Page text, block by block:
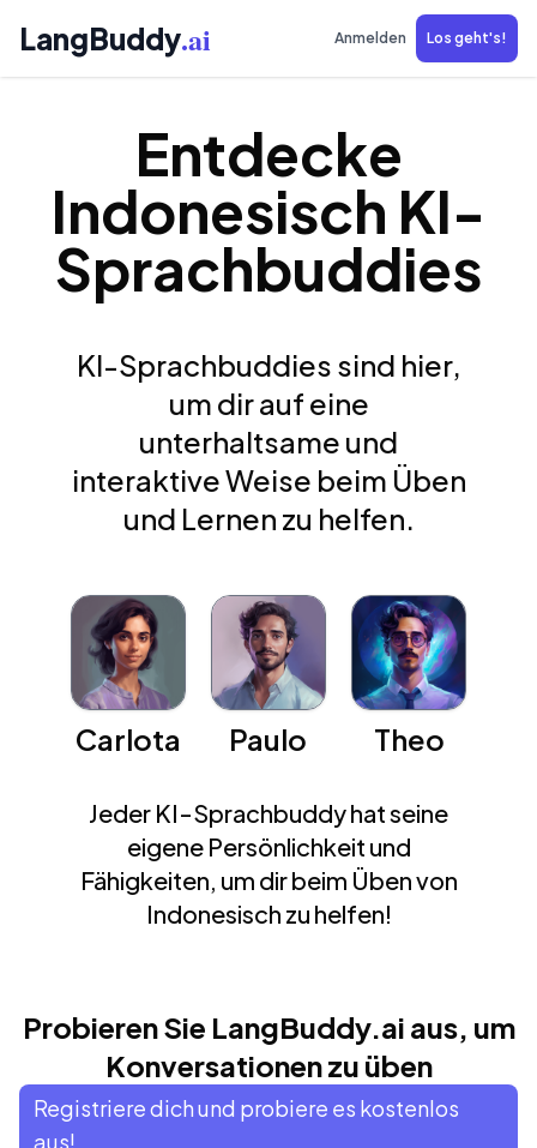
LangBuddy.ai Anmelden Los geht's!
Entdecke
Indonesisch KI-
Sprachbuddies
KI-Sprachbuddies sind hier,
um dir auf eine
unterhaltsame und
interaktive Weise beim Üben
und Lernen zu helfen.
Carlota Paulo Theo
Jeder KI-Sprachbuddy hat seine
eigene Persönlichkeit und
Fähigkeiten, um dir beim Üben von
Indonesisch zu helfen!
Probieren Sie LangBuddy.ai aus, um
Konversationen zu üben
Registriere dich und probiere es kostenlos
aus!